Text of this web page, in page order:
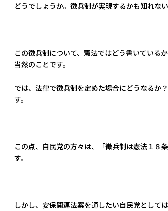
どうでしょうか。徴兵制が実現するかも知れな
この徴兵制について、憲法ではどう書いている
当然のことです。
では、法律で徴兵制を定めた場合にどうなるか
す。
この点、自民党の方々は、「徴兵制は憲法１８
す。
しかし、安保関連法案を通したい自民党として